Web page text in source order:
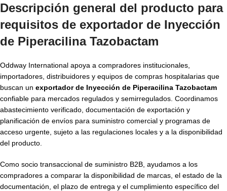
Descripción general del producto para
requisitos de exportador de Inyección
de Piperacilina Tazobactam
Oddway International apoya a compradores institucionales,
importadores, distribuidores y equipos de compras hospitalarias que
buscan un exportador de Inyección de Piperacilina Tazobactam
confiable para mercados regulados y semirregulados. Coordinamos
abastecimiento verificado, documentación de exportación y
planificación de envíos para suministro comercial y programas de
acceso urgente, sujeto a las regulaciones locales y a la disponibilidad
del producto.
Como socio transaccional de suministro B2B, ayudamos a los
compradores a comparar la disponibilidad de marcas, el estado de la
documentación, el plazo de entrega y el cumplimiento específico del